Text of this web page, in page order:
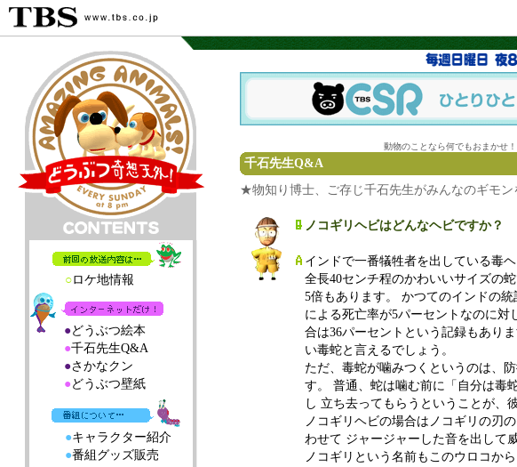
○ロケ地情報
●どうぶつ絵本
●千石先生Q&A
●さかなクン
●どうぶつ壁紙
●キャラクター紹介
●番組グッズ販売
動物のことなら何でもおまかせ
千石先生Q&A
★物知り博士、ご存じ千石先生がみんなのギモン
ノコギリヘビはどんなヘビですか？
インドで一番犠牲者を出している毒ヘ
全長40センチ程のかわいいサイズの
5倍もあります。 かつてのインドの
による死亡率が5パーセントなのに対
合は36パーセントという記録もあり
い毒蛇と言えるでしょう。
ただ、毒蛇が噛みつくというのは、
す。 普通、蛇は噛む前に「自分は毒
し 立ち去ってもらうということが、
ノコギリヘビの場合はノコギリの刃
わせて ジャージャーした音を出して
ノコギリという名前もこのウロコから